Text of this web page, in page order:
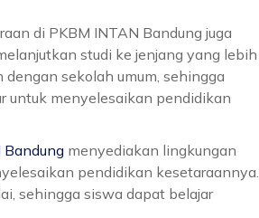
di PKBM INTAN Bandung juga
studi ke jenjang yang lebih
sekolah umum, sehingga
untuk menyelesaikan pendidikan
Bandung menyediakan lingkungan
pendidikan kesetaraannya.
sehingga siswa dapat belajar